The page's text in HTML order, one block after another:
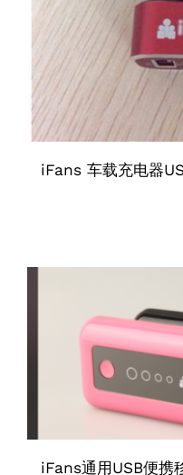
iFans 车载充电器
iFans通用USB便携